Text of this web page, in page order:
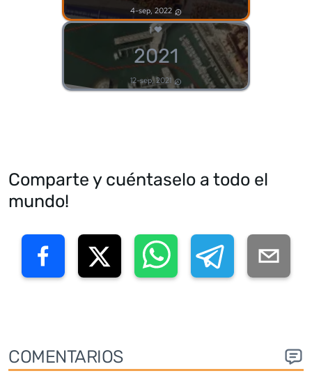
4-sep, 2022
1
2021
12-sep, 2021
Comparte y cuéntaselo a todo el
mundo!
COMENTARIOS